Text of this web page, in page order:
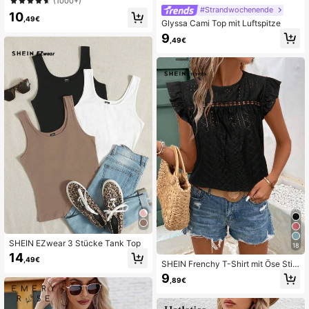
10 ,49€
SHEIN EZwear 3 Stücke Tank Top
14 ,49€
#Strandwochenende
Glyssa Cami Top mit Luftspitze
9 ,49€
18
SHEIN Frenchy T-Shirt mit Öse Stic
kerei, Rüschenbesatz,
9,89€